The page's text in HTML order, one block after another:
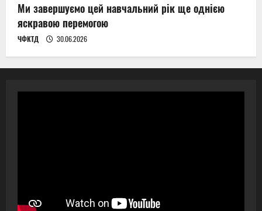
Ми завершуємо цей навчальний рік ще однією
яскравою перемогою
ЧФКТД 30.06.2026